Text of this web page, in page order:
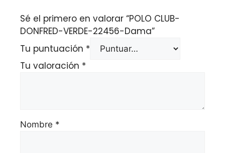
Sé el primero en valorar “POLO CLUB-
DONFRED-VERDE-22456-Dama”
Tu puntuación *
Tu valoración *
Nombre *